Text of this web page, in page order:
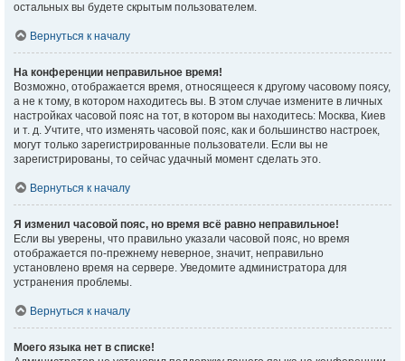
остальных вы будете скрытым пользователем.
Вернуться к началу
На конференции неправильное время!
Возможно, отображается время, относящееся к другому часовому поясу,
а не к тому, в котором находитесь вы. В этом случае измените в личных
настройках часовой пояс на тот, в котором вы находитесь: Москва, Киев
и т. д. Учтите, что изменять часовой пояс, как и большинство настроек,
могут только зарегистрированные пользователи. Если вы не
зарегистрированы, то сейчас удачный момент сделать это.
Вернуться к началу
Я изменил часовой пояс, но время всё равно неправильное!
Если вы уверены, что правильно указали часовой пояс, но время
отображается по-прежнему неверное, значит, неправильно
установлено время на сервере. Уведомите администратора для
устранения проблемы.
Вернуться к началу
Моего языка нет в списке!